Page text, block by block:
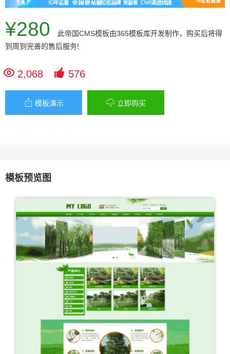
¥280 此帝国CMS模板由365模板库开发制作，购买后将得
到周到完善的售后服务!
 2,068  576
 模板演示  立即购买
模板预览图